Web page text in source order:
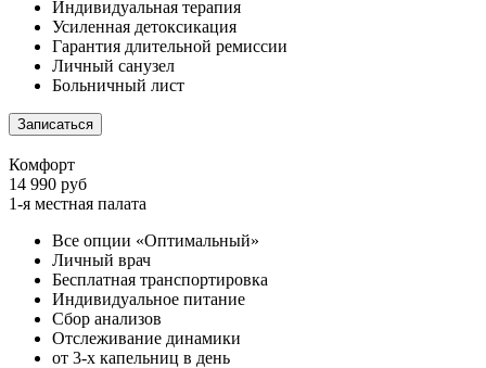
Индивидуальная терапия
Усиленная детоксикация
Гарантия длительной ремиссии
Личный санузел
Больничный лист
Записаться
Комфорт
14 990 руб
1-я местная палата
Все опции «Оптимальный»
Личный врач
Бесплатная транспортировка
Индивидуальное питание
Сбор анализов
Отслеживание динамики
от 3-х капельниц в день